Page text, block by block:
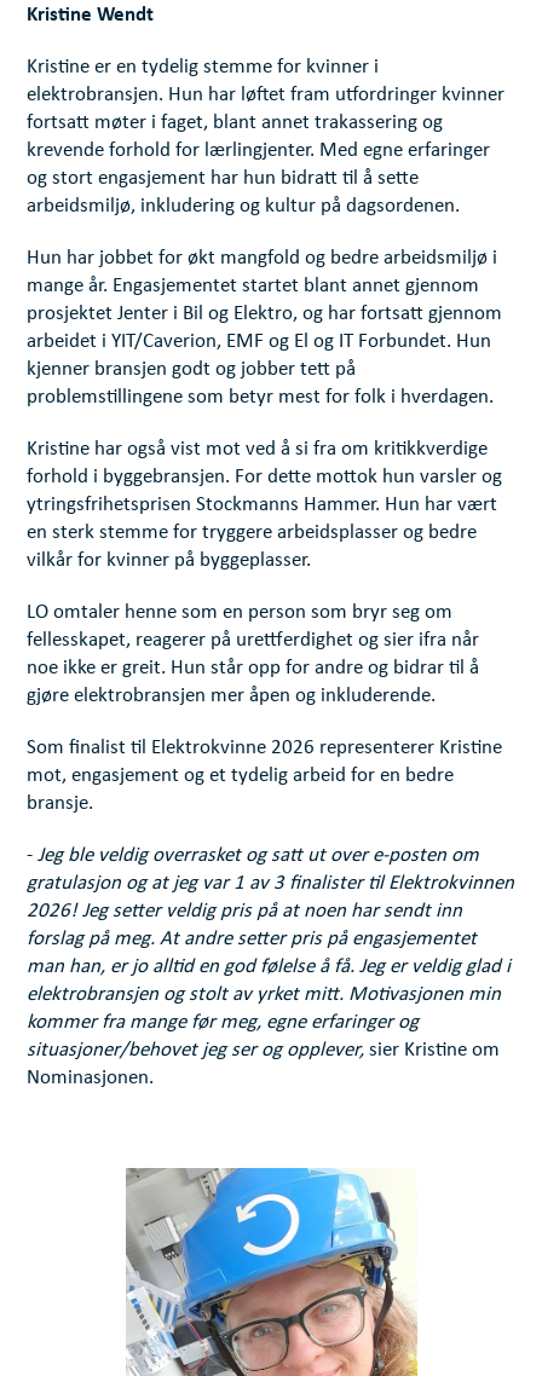
Kristine Wendt
Kristine er en tydelig stemme for kvinner i
elektrobransjen. Hun har løftet fram utfordringer kvinner
fortsatt møter i faget, blant annet trakassering og
krevende forhold for lærlingjenter. Med egne erfaringer
og stort engasjement har hun bidratt til å sette
arbeidsmiljø, inkludering og kultur på dagsordenen.
Hun har jobbet for økt mangfold og bedre arbeidsmiljø i
mange år. Engasjementet startet blant annet gjennom
prosjektet Jenter i Bil og Elektro, og har fortsatt gjennom
arbeidet i YIT/Caverion, EMF og El og IT Forbundet. Hun
kjenner bransjen godt og jobber tett på
problemstillingene som betyr mest for folk i hverdagen.
Kristine har også vist mot ved å si fra om kritikkverdige
forhold i byggebransjen. For dette mottok hun varsler og
ytringsfrihetsprisen Stockmanns Hammer. Hun har vært
en sterk stemme for tryggere arbeidsplasser og bedre
vilkår for kvinner på byggeplasser.
LO omtaler henne som en person som bryr seg om
fellesskapet, reagerer på urettferdighet og sier ifra når
noe ikke er greit. Hun står opp for andre og bidrar til å
gjøre elektrobransjen mer åpen og inkluderende.
Som finalist til Elektrokvinne 2026 representerer Kristine
mot, engasjement og et tydelig arbeid for en bedre
bransje.
-Jeg ble veldig overrasket og satt ut over e-posten om
gratulasjon og at jeg var 1 av 3 finalister til Elektrokvinnen
2026! Jeg setter veldig pris på at noen har sendt inn
forslag på meg. At andre setter pris på engasjementet
man han, er jo alltid en god følelse å få. Jeg er veldig glad i
elektrobransjen og stolt av yrket mitt. Motivasjonen min
kommer fra mange før meg, egne erfaringer og
situasjoner/behovet jeg ser og opplever, sier Kristine om
Nominasjonen.